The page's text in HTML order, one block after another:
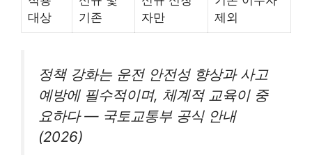
대상
기존
자만
제외
정책 강화는 운전 안전성 향상과 사고
예방에 필수적이며, 체계적 교육이 중
요하다 — 국토교통부 공식 안내
(2026)